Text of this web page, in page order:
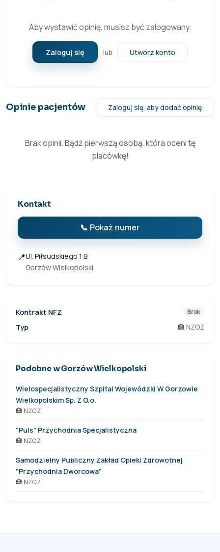
Aby wystawić opinię, musisz być zalogowany.
Zaloguj się lub Utwórz konto
Opinie pacjentów Zaloguj się, aby dodać opinię
Brak opinii. Bądź pierwszą osobą, która oceni tę
placówkę!
Kontakt
📞 Pokaż numer
📍Ul. Piłsudskiego 1 B
Gorzów Wielkopolski
Kontrakt NFZ Brak
Typ 🏥 NZOZ
Podobne w Gorzów Wielkopolski
Wielospecjalistyczny Szpital Wojewódzki W Gorzowie
Wielkopolskim Sp. Z O.o.
🏥 NZOZ
"Puls" Przychodnia Specjalistyczna
🏥 NZOZ
Samodzielny Publiczny Zakład Opieki Zdrowotnej
"Przychodnia Dworcowa"
🏥 NZOZ